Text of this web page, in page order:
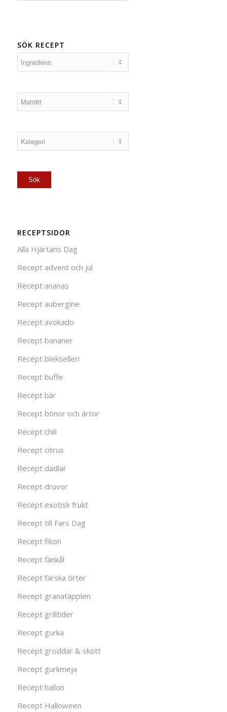
SÖK RECEPT
RECEPTSIDOR
Alla Hjärtans Dag
Recept advent och jul
Recept ananas
Recept aubergine
Recept avokado
Recept bananer
Recept blekselleri
Recept buffe
Recept bär
Recept bönor och ärtor
Recept chili
Recept citrus
Recept dadlar
Recept druvor
Recept exotisk frukt
Recept till Fars Dag
Recept fikon
Recept fänkål
Recept färska örter
Recept granatäpplen
Recept grilltider
Recept gurka
Recept groddar & skott
Recept gurkmeja
Recept hallon
Recept Halloween